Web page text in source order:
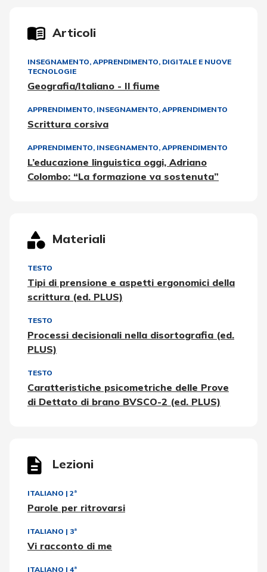
Articoli
INSEGNAMENTO, APPRENDIMENTO, DIGITALE E NUOVE
TECNOLOGIE
Geografia/Italiano - Il fiume
APPRENDIMENTO, INSEGNAMENTO, APPRENDIMENTO
Scrittura corsiva
APPRENDIMENTO, INSEGNAMENTO, APPRENDIMENTO
L’educazione linguistica oggi, Adriano
Colombo: “La formazione va sostenuta”
Materiali
TESTO
Tipi di prensione e aspetti ergonomici della
scrittura (ed. PLUS)
TESTO
Processi decisionali nella disortografia (ed.
PLUS)
TESTO
Caratteristiche psicometriche delle Prove
di Dettato di brano BVSCO-2 (ed. PLUS)
Lezioni
ITALIANO | 2ª
Parole per ritrovarsi
ITALIANO | 3ª
Vi racconto di me
ITALIANO | 4ª